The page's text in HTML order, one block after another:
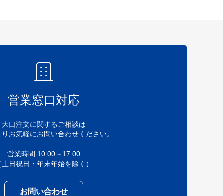
営業窓口対応
大口注文に関するご相談は
りお気軽にお問い合わせください。
営業時間 10:00～17:00
土日祝日・年末年始を除く）
お問い合わせ